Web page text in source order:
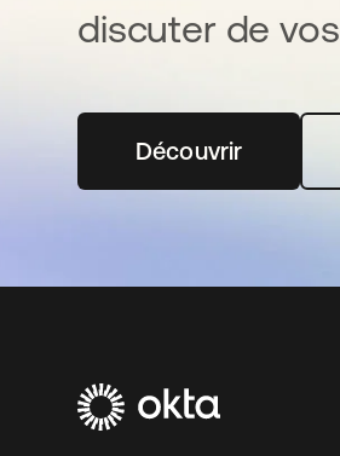
discuter de
Découvrir
s’ouvre